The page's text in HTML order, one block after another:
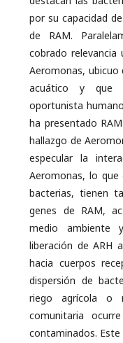
por su capacidad
de RAM.
cobrado
Aeromonas,
acuático y que
oportunista
ha presentado
hallazgo de
especular la
Aeromonas, lo que
bacterias, tienen
genes de RAM,
medio ambiente
liberación de ARH
hacia cuerpos
dispersión de
riego agrícola o
comunitaria
contaminados.